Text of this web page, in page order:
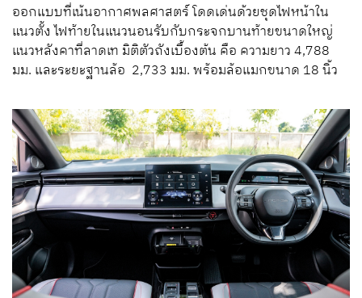
ออกแบบที่เน้นอากาศพลศาสตร์ โดดเด่นด้วยชุดไฟหน้าใน
แนวตั้ง ไฟท้ายในแนวนอนรับกับกระจกบานท้ายขนาดใหญ่
แนวหลังคาที่ลาดเท มิติตัวถังเบื้องต้น คือ ความยาว 4,788
มม. และระยะฐานล้อ 2,733 มม. พร้อมล้อแมกขนาด 18 นิ้ว